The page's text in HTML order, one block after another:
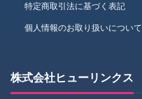
特定商取引法に基づく表記
個人情報のお取り扱いについて
株式会社ヒューリンクス